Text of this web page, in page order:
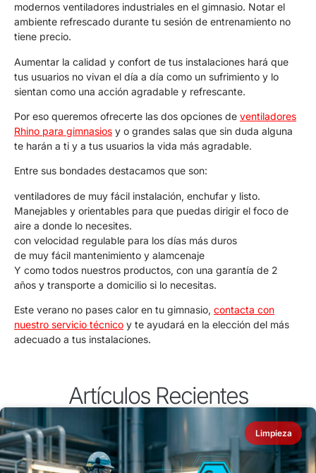
modernos ventiladores industriales en el gimnasio. Notar el
ambiente refrescado durante tu sesión de entrenamiento no
tiene precio.
Aumentar la calidad y confort de tus instalaciones hará que
tus usuarios no vivan el día a día como un sufrimiento y lo
sientan como una acción agradable y refrescante.
Por eso queremos ofrecerte las dos opciones de ventiladores
Rhino para gimnasios y o grandes salas que sin duda alguna
te harán a ti y a tus usuarios la vida más agradable.
Entre sus bondades destacamos que son:
ventiladores de muy fácil instalación, enchufar y listo.
Manejables y orientables para que puedas dirigir el foco de
aire a donde lo necesites.
con velocidad regulable para los días más duros
de muy fácil mantenimiento y alamcenaje
Y como todos nuestros productos, con una garantía de 2
años y transporte a domicilio si lo necesitas.
Este verano no pases calor en tu gimnasio, contacta con
nuestro servicio técnico y te ayudará en la elección del más
adecuado a tus instalaciones.
Artículos Recientes
Limpieza